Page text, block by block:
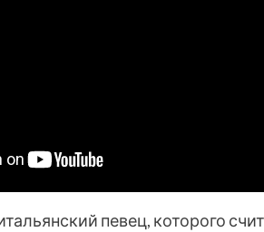
певец, которого